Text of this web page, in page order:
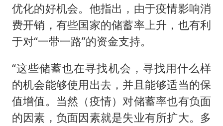
优化的好机会。他指出，由于疫情影响消
费开销，有些国家的储蓄率上升，也有利
于对“一带一路”的资金支持。
“这些储蓄也在寻找机会，寻找用什么样
的机会能够使用出去，并且能够适当的保
值增值。当然（疫情）对储蓄率也有负面
的因素，负面因素就是失业有所扩大。多